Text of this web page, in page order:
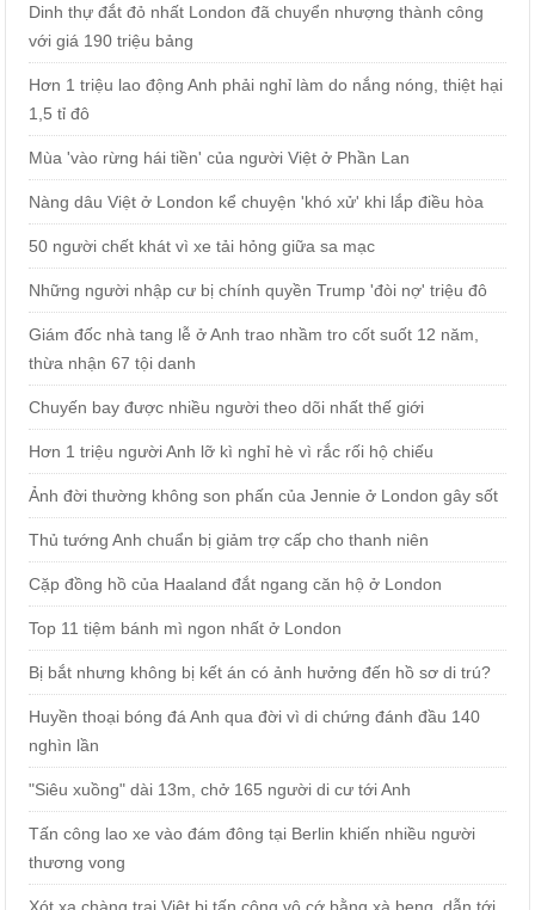
Dinh thự đắt đỏ nhất London đã chuyển nhượng thành công
với giá 190 triệu bảng
Hơn 1 triệu lao động Anh phải nghỉ làm do nắng nóng, thiệt hại
1,5 tỉ đô
Mùa 'vào rừng hái tiền' của người Việt ở Phần Lan
Nàng dâu Việt ở London kể chuyện 'khó xử' khi lắp điều hòa
50 người chết khát vì xe tải hỏng giữa sa mạc
Những người nhập cư bị chính quyền Trump 'đòi nợ' triệu đô
Giám đốc nhà tang lễ ở Anh trao nhầm tro cốt suốt 12 năm,
thừa nhận 67 tội danh
Chuyến bay được nhiều người theo dõi nhất thế giới
Hơn 1 triệu người Anh lỡ kì nghỉ hè vì rắc rối hộ chiếu
Ảnh đời thường không son phấn của Jennie ở London gây sốt
Thủ tướng Anh chuẩn bị giảm trợ cấp cho thanh niên
Cặp đồng hồ của Haaland đắt ngang căn hộ ở London
Top 11 tiệm bánh mì ngon nhất ở London
Bị bắt nhưng không bị kết án có ảnh hưởng đến hồ sơ di trú?
Huyền thoại bóng đá Anh qua đời vì di chứng đánh đầu 140
nghìn lần
"Siêu xuồng" dài 13m, chở 165 người di cư tới Anh
Tấn công lao xe vào đám đông tại Berlin khiến nhiều người
thương vong